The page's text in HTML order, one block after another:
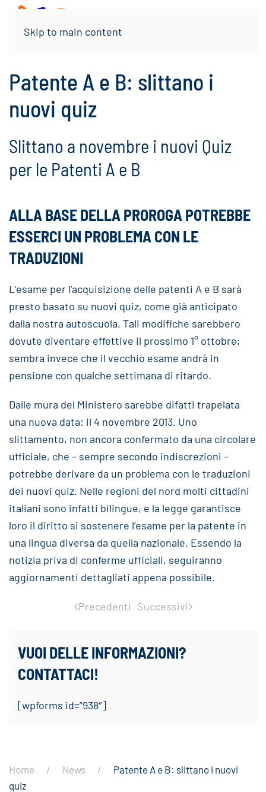
Skip to main content
Patente A e B: slittano i
nuovi quiz
Slittano a novembre i nuovi Quiz
per le Patenti A e B
ALLA BASE DELLA PROROGA POTREBBE
ESSERCI UN PROBLEMA CON LE
TRADUZIONI
L’esame per l’acquisizione delle patenti A e B sarà
presto basato su nuovi quiz, come già anticipato
dalla nostra autoscuola. Tali modifiche sarebbero
dovute diventare effettive il prossimo 1° ottobre;
sembra invece che il vecchio esame andrà in
pensione con qualche settimana di ritardo.
Dalle mura del Ministero sarebbe difatti trapelata
una nuova data: il 4 novembre 2013. Uno
slittamento, non ancora confermato da una circolare
ufficiale, che – sempre secondo indiscrezioni –
potrebbe derivare da un problema con le traduzioni
dei nuovi quiz. Nelle regioni del nord molti cittadini
italiani sono infatti bilingue, e la legge garantisce
loro il diritto si sostenere l’esame per la patente in
una lingua diversa da quella nazionale. Essendo la
notizia priva di conferme ufficiali, seguiranno
aggiornamenti dettagliati appena possibile.
Precedenti Successivi
VUOI DELLE INFORMAZIONI?
CONTATTACI!
[wpforms id=”938″]
Home News
Patente A e B: slittano i nuovi
quiz